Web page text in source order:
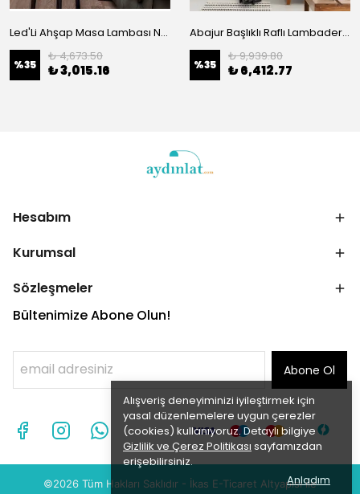
Alışveriş deneyiminizi iyileştirmek için
yasal düzenlemelere uygun çerezler
(cookies) kullanıyoruz. Detaylı bilgiye
Gizlilik ve Çerez Politikası sayfamızdan
erişebilirsiniz.
Anladım
Led'Li Ahşap Masa Lambası Natural Ahşap 03
%35
₺ 4,673.50
₺ 3,015.16
Abajur Başlıklı Raflı Lambader Pütürlü Siyah 7112
%35
₺ 9,939.80
₺ 6,412.77
Hesabım
Kurumsal
Sözleşmeler
Bültenimize Abone Olun!
Abone Ol
©2026 Tüm Hakları Saklıdır - İkas E-Ticaret Altyapısı ile